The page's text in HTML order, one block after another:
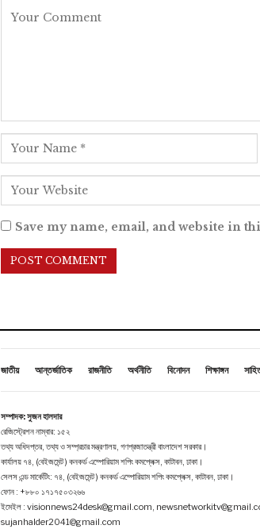
Save my name, email, and website in
জাতীয় আন্তর্জাতিক রাজনীতি অর্থনীতি বিনোদন শিক্ষাঙ্গন
সম্পাদক: সুজন হালদার
রেজিস্ট্রেশন নাম্বার: ১৫২
তথ্য অধিদপ্তর, তথ্য ও সম্প্রচার মন্ত্রণালয়, গণপ্রজাতন্ত্রী বাংলাদেশ সরকার।
কার্যালয় ৭৪, (বেইজমেন্ট ) কনকর্ড এম্পোরিয়াম শপিং কমপ্লেক্স, কাটাবন, ঢাকা।
সেলস এন্ড মার্কেটিং: ৭৪, (বেইজমেন্ট ) কনকর্ড এম্পোরিয়াম শপিং কমপ্লেক্স, কাটাবন, ঢাকা।
ফোন : +৮৮০ ১৭১৭৫০৩২৬৬
ইমেইল : visionnews24desk@gmail.com,
sujanhalder2041@gmail.com